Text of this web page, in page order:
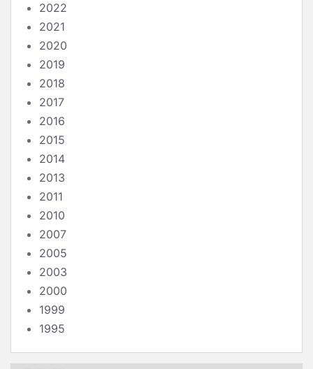
2022
2021
2020
2019
2018
2017
2016
2015
2014
2013
2011
2010
2007
2005
2003
2000
1999
1995